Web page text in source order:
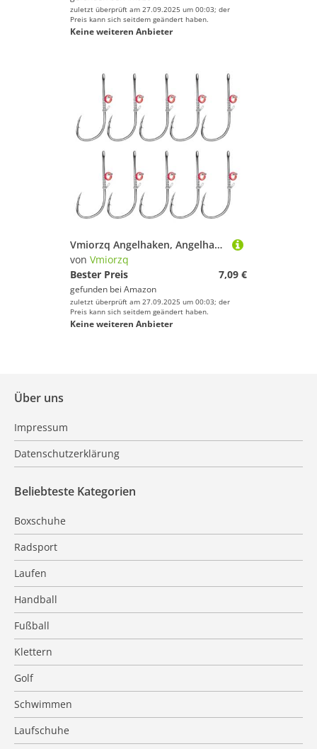
zuletzt überprüft am 27.09.2025 um 00:03; der
Preis kann sich seitdem geändert haben.
Keine weiteren Anbieter
Vmiorzq Angelhaken, Angelhaken Salzwasser - aus Kohlenstoffstahl mit Löchern, für lebende Köder, Salzwasser, Kohlenstoffstahl, mit Widerhaken und Löchern für Süßwasser
von Vmiorzq
Bester Preis
7,09 €
gefunden bei Amazon
zuletzt überprüft am 27.09.2025 um 00:03; der
Preis kann sich seitdem geändert haben.
Keine weiteren Anbieter
Über uns
Impressum
Datenschutzerklärung
Beliebteste Kategorien
Boxschuhe
Radsport
Laufen
Handball
Fußball
Klettern
Golf
Schwimmen
Laufschuhe